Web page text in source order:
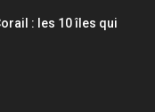
: les 10 îles qui